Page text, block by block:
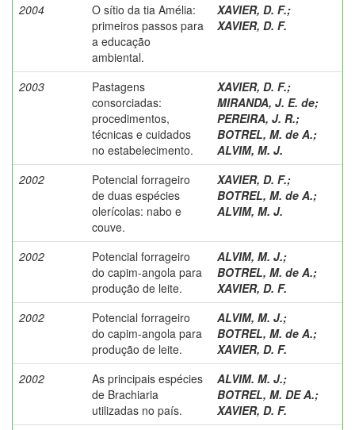
2004
O sítio da tia Amélia:
primeiros passos para
a educação
ambiental.
XAVIER, D. F.;
XAVIER, D. F.
2003
Pastagens
consorciadas:
procedimentos,
técnicas e cuidados
no estabelecimento.
XAVIER, D. F.;
MIRANDA, J. E. de;
PEREIRA, J. R.;
BOTREL, M. de A.;
ALVIM, M. J.
2002
Potencial forrageiro
de duas espécies
olerícolas: nabo e
couve.
XAVIER, D. F.;
BOTREL, M. de A.;
ALVIM, M. J.
2002
Potencial forrageiro
do capim-angola para
produção de leite.
ALVIM, M. J.;
BOTREL, M. de A.;
XAVIER, D. F.
2002
Potencial forrageiro
do capim-angola para
produção de leite.
ALVIM, M. J.;
BOTREL, M. de A.;
XAVIER, D. F.
2002
As principais espécies
de Brachiaria
utilizadas no país.
ALVIM. M. J.;
BOTREL, M. DE A.;
XAVIER, D. F.